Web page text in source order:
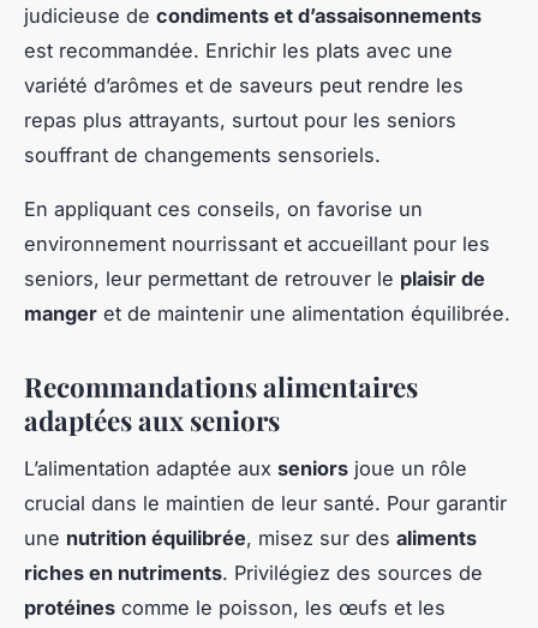
judicieuse de condiments et d’assaisonnements
est recommandée. Enrichir les plats avec une
variété d’arômes et de saveurs peut rendre les
repas plus attrayants, surtout pour les seniors
souffrant de changements sensoriels.
En appliquant ces conseils, on favorise un
environnement nourrissant et accueillant pour les
seniors, leur permettant de retrouver le plaisir de
manger et de maintenir une alimentation équilibrée.
Recommandations alimentaires
adaptées aux seniors
L’alimentation adaptée aux seniors joue un rôle
crucial dans le maintien de leur santé. Pour garantir
une nutrition équilibrée, misez sur des aliments
riches en nutriments. Privilégiez des sources de
protéines comme le poisson, les œufs et les